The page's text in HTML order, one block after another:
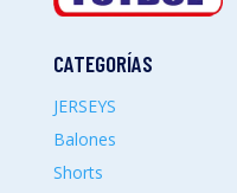
CATEGORÍAS
JERSEYS
Balones
Shorts